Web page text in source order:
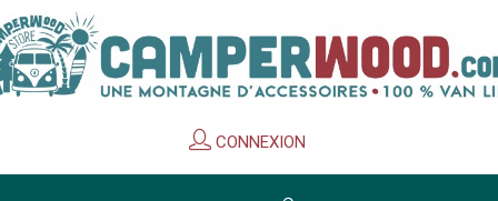
CONNEXION
Cookies management panel